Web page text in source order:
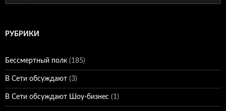
РУБРИКИ
Бессмертный полк (185)
В Сети обсуждают (3)
В Сети обсуждают Шоу-бизнес (1)